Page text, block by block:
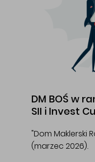
DM BOŚ w
SII i Invest
"Dom Maklerski
(marzec 2026).